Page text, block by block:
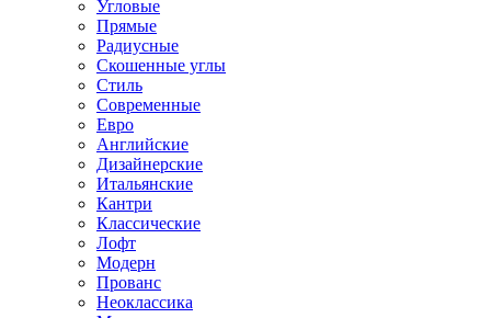
Угловые
Прямые
Радиусные
Скошенные углы
Стиль
Современные
Евро
Английские
Дизайнерские
Итальянские
Кантри
Классические
Лофт
Модерн
Прованс
Неоклассика